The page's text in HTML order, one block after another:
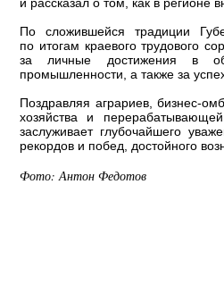
По сложившейся традиции
по итогам краевого трудового
за личные достижения в
промышленности, а также за
Поздравляя аграриев, бизнес-
хозяйства и
заслуживает глубочайшего
рекордов и побед, достойного
Фото: Антон Федотов